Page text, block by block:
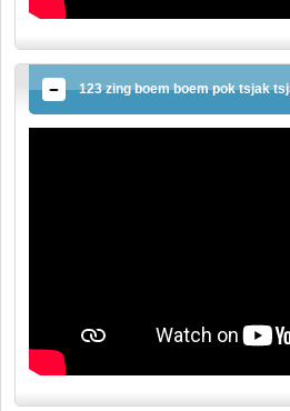
123 zing boem boem pok tsjak